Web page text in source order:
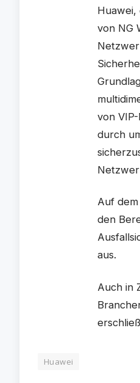
Huawei,
von NG
von
durch
Auf
den
aus.
Auch in
Huawei